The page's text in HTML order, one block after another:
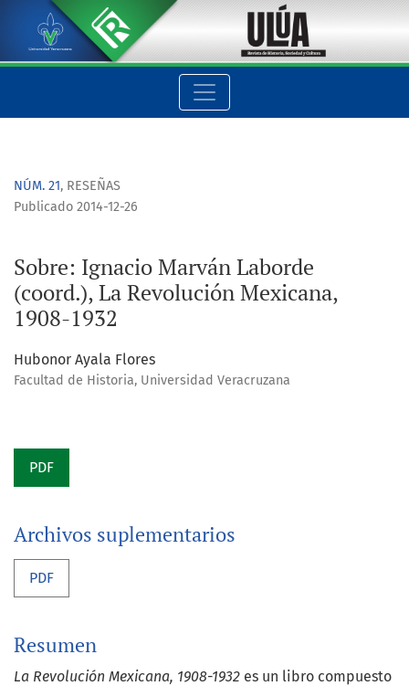
Sobre: Ignacio Marván Laborde (coord.), La Revolución
NÚM. 21, RESEÑAS
Sobre: Ignacio Marván Laborde
(coord.), La Revolución Mexicana,
1908-1932
Publicado 2014-12-26
Hubonor Ayala Flores
Facultad de Historia, Universidad Veracruzana
PDF
Archivos suplementarios
PDF
Resumen
La Revolución Mexicana, 1908-1932 es un libro compuesto